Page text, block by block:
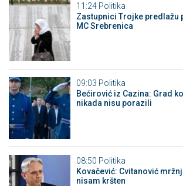
11:24 Politika
Zastupnici Trojke predlažu
MC Srebrenica
09:03 Politika
Bećirović iz Cazina: Grad
nikada nisu porazili
08:50 Politika
Kovačević: Cvitanović
nisam kršten